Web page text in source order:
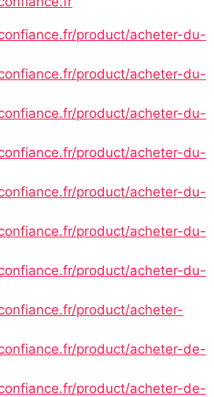
product/acheter-du-
product/acheter-du-
product/acheter-du-
product/acheter-du-
product/acheter-du-
product/acheter-du-
product/acheter-du-
product/acheter-
product/acheter-de-
product/acheter-de-